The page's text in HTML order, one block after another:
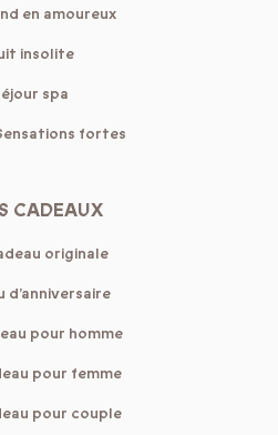
en amoureux
insolite
spa
fortes
CADEAUX
originale
d’anniversaire
pour homme
pour femme
pour couple